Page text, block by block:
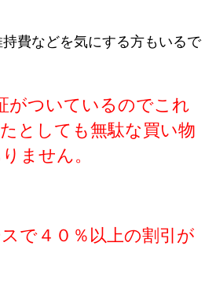
費などを気にする方もいるで
がついているのでこれ
としても無駄な買い物
ません。
で４０％以上の割引が